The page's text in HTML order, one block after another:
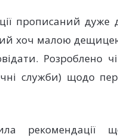
прописаний
хоч малою
Розроблено
служби) щодо
рекомендації